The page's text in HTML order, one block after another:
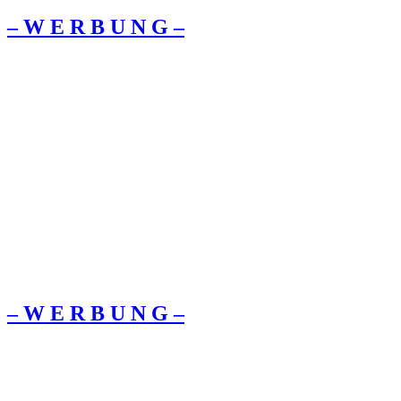
– W Ε R Β U Ν G –
– W Ε R Β U Ν G –